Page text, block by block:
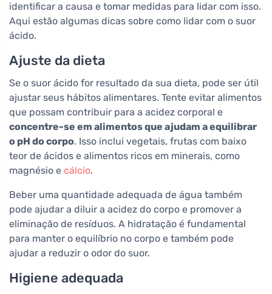
identificar a causa e tomar medidas para lidar com isso.
Aqui estão algumas dicas sobre como lidar com o suor
ácido.
Ajuste da dieta
Se o suor ácido for resultado da sua dieta, pode ser útil
ajustar seus hábitos alimentares. Tente evitar alimentos
que possam contribuir para a acidez corporal e
concentre-se em alimentos que ajudam a equilibrar
o pH do corpo. Isso inclui vegetais, frutas com baixo
teor de ácidos e alimentos ricos em minerais, como
magnésio e cálcio.
Beber uma quantidade adequada de água também
pode ajudar a diluir a acidez do corpo e promover a
eliminação de resíduos. A hidratação é fundamental
para manter o equilíbrio no corpo e também pode
ajudar a reduzir o odor do suor.
Higiene adequada